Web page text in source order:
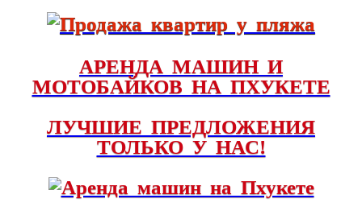
АРЕНДА МАШИН И
МОТОБАЙКОВ НА ПХУКЕТЕ
ЛУЧШИЕ ПРЕДЛОЖЕНИЯ
ТОЛЬКО У НАС!